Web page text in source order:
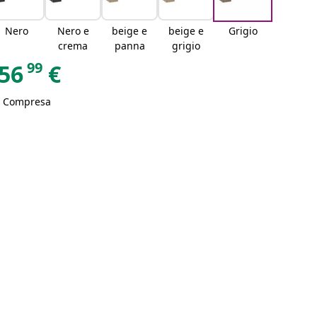
Nero
Nero e
crema
beige e
panna
beige e
grigio
Grigio
99 €
Compresa